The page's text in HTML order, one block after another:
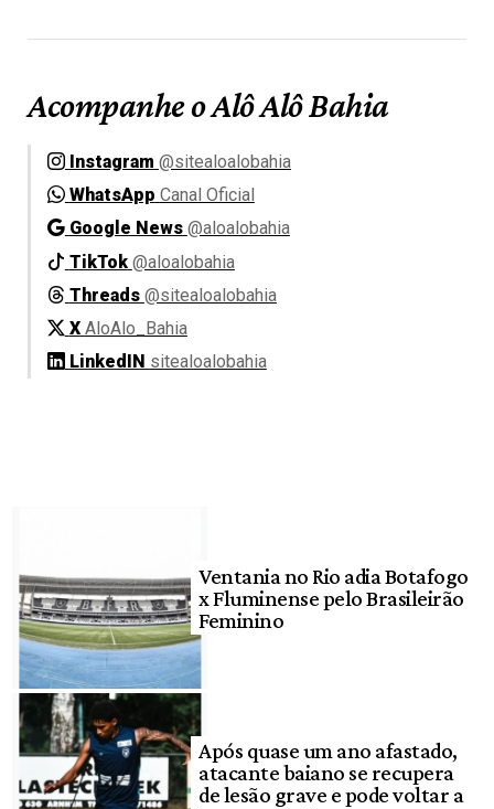
Acompanhe o Alô Alô Bahia
Instagram @sitealoalobahia
WhatsApp Canal Oficial
Google News @aloalobahia
TikTok @aloalobahia
Threads @sitealoalobahia
X AloAlo_Bahia
LinkedIN sitealoalobahia
Ventania no Rio adia Botafogo
x Fluminense pelo Brasileirão
Feminino
Após quase um ano afastado,
atacante baiano se recupera
de lesão grave e pode voltar a